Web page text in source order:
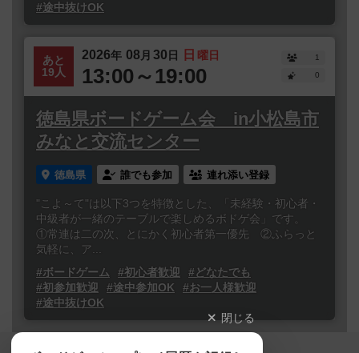
#途中抜けOK
あと
19人
2026年 08 月 30日 日 曜日
13:00～19:00
1
0
徳島県ボードゲーム会 in小松島市
みなと交流センター
徳島県 誰でも参加 連れ添い登録
"こよ～て"は以下3つを特徴とした、「未経験・初心者・
中級者が一緒のテーブルで楽しめるボドゲ会」です。
①常連は二の次、とにかく初心者第一優先 ②ふらっと
気軽に、ア...
#ボードゲーム
#初心者歓迎
#どなたでも
#初参加歓迎
#途中参加OK
#お一人様歓迎
#途中抜けOK
閉じる